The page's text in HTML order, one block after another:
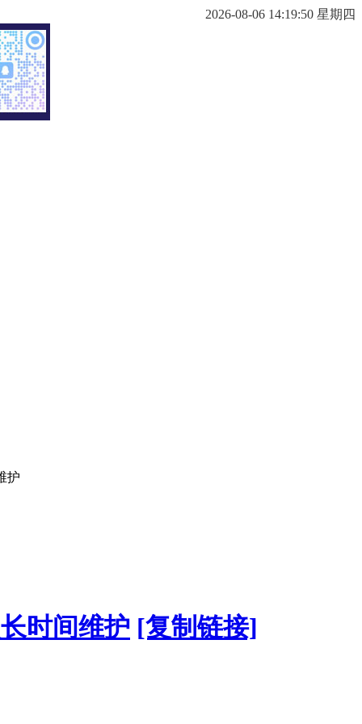
2026-08-06 14:19:51 星期四
护
时间维护 [复制链接]